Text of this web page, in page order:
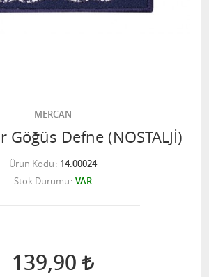
MERCAN
Göğüs Defne (NOSTALJİ)
Ürün Kodu 14.00024
Stok Durumu VAR
139,90